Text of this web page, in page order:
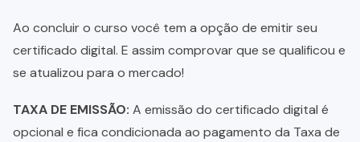
Ao concluir o curso você tem a opção de emitir seu
certificado digital. E assim comprovar que se qualificou e
se atualizou para o mercado!
TAXA DE EMISSÃO: A emissão do certificado digital é
opcional e fica condicionada ao pagamento da Taxa de